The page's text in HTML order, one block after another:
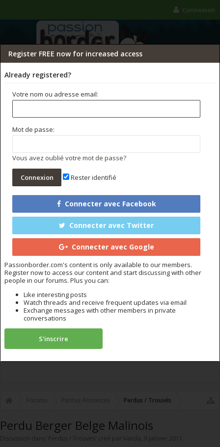
Connexion
Rechercher dans les forums Messages récents
Perdus / Trouvés
Perdu Berger Belge Malinois
Discussion dans 'Perdus / Trouvés ' créé par Vanda, 9 Janvier 2011
Register FREE now for increased access
Already registered?
Votre nom ou adresse email:
Mot de passe:
Vous avez oublié votre mot de passe?
Rester identifié
Connecter avec Facebook
Connecter avec Twitter
Connecter avec Google
Passionborder.com's content is only available to our members.
Register now to access our content and start discussing with other
people in our forums. Plus you can:
Like interesting posts
Watch threads and receive frequent updates via email
Exchange messages with other members in private
conversations
S'inscrire